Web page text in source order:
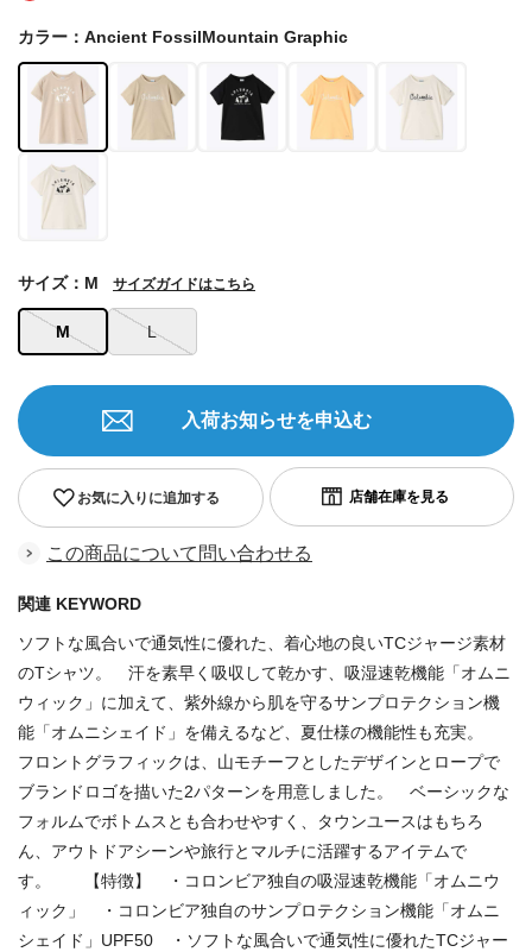
カラー：Ancient FossilMountain Graphic
M L
サイズ：M サイズガイドはこちら
お気に入りに追加する
入荷お知らせを申込む
この商品について問い合わせる
関連 KEYWORD
ソフトな風合いで通気性に優れた、着心地の良いTCジャージ素材
のTシャツ。 汗を素早く吸収して乾かす、吸湿速乾機能「オムニ
ウィック」に加えて、紫外線から肌を守るサンプロテクション機
能「オムニシェイド」を備えるなど、夏仕様の機能性も充実。
フロントグラフィックは、山モチーフとしたデザインとロープで
ブランドロゴを描いた2パターンを用意しました。 ベーシックな
フォルムでボトムスとも合わせやすく、タウンユースはもちろ
ん、アウトドアシーンや旅行とマルチに活躍するアイテムで
す。 【特徴】 ・コロンビア独自の吸湿速乾機能「オムニウ
ィック」 ・コロンビア独自のサンプロテクション機能「オムニ
シェイド」UPF50 ・ソフトな風合いで通気性に優れたTCジャー